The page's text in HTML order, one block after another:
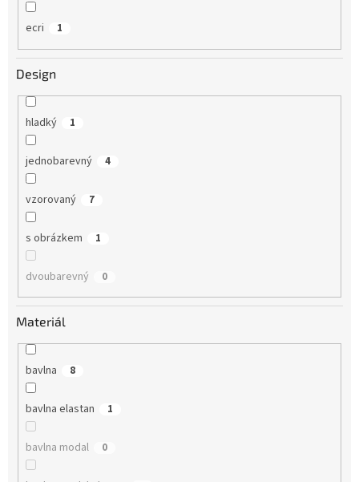
ecri 1
Design
hladký 1
jednobarevný 4
vzorovaný 7
s obrázkem 1
dvoubarevný 0
Materiál
bavlna 8
bavlna elastan 1
bavlna modal 0